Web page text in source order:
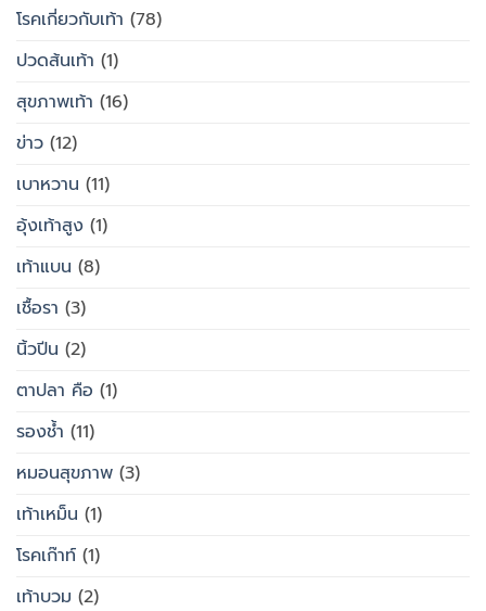
โรคเกี่ยวกับเท้า (78)
ปวดส้นเท้า (1)
สุขภาพเท้า (16)
ข่าว (12)
เบาหวาน (11)
อุ้งเท้าสูง (1)
เท้าแบน (8)
เชื้อรา (3)
นิ้วปีน (2)
ตาปลา คือ (1)
รองช้ำ (11)
หมอนสุขภาพ (3)
เท้าเหม็น (1)
โรคเก๊าท์ (1)
เท้าบวม (2)